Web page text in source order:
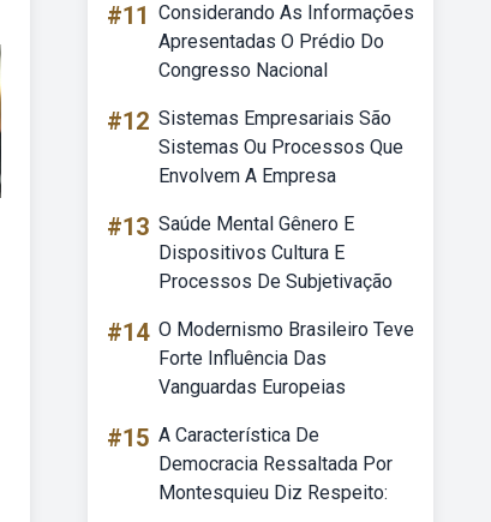
#11 Considerando As Informações
Apresentadas O Prédio Do
Congresso Nacional
#12 Sistemas Empresariais São
Sistemas Ou Processos Que
Envolvem A Empresa
#13 Saúde Mental Gênero E
Dispositivos Cultura E
Processos De Subjetivação
#14 O Modernismo Brasileiro Teve
Forte Influência Das
Vanguardas Europeias
#15 A Característica De
Democracia Ressaltada Por
Montesquieu Diz Respeito: